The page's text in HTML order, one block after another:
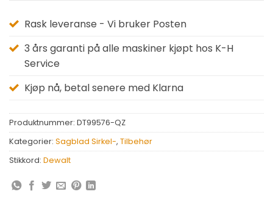
Rask leveranse - Vi bruker Posten
3 års garanti på alle maskiner kjøpt hos K-H
Service
Kjøp nå, betal senere med Klarna
Produktnummer: DT99576-QZ
Kategorier: Sagblad Sirkel-, Tilbehør
Stikkord: Dewalt